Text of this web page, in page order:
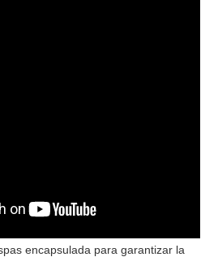
encapsulada para garantizar la